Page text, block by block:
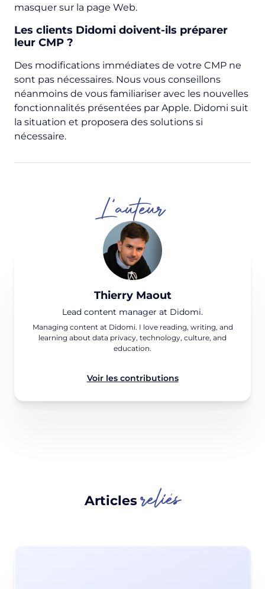
masquer sur la page Web.
Les clients Didomi doivent-ils préparer
leur CMP ?
Des modifications immédiates de votre CMP ne
sont pas nécessaires. Nous vous conseillons
néanmoins de vous familiariser avec les nouvelles
fonctionnalités présentées par Apple. Didomi suit
la situation et proposera des solutions si
nécessaire.
L'auteur
Thierry Maout
Lead content manager at Didomi.
Managing content at Didomi. I love reading, writing, and
learning about data privacy, technology, culture, and
education.
Voir les contributions
Articlesreliés